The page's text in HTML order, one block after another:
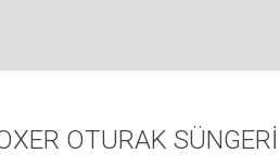
OTURAK SÜNGERİ